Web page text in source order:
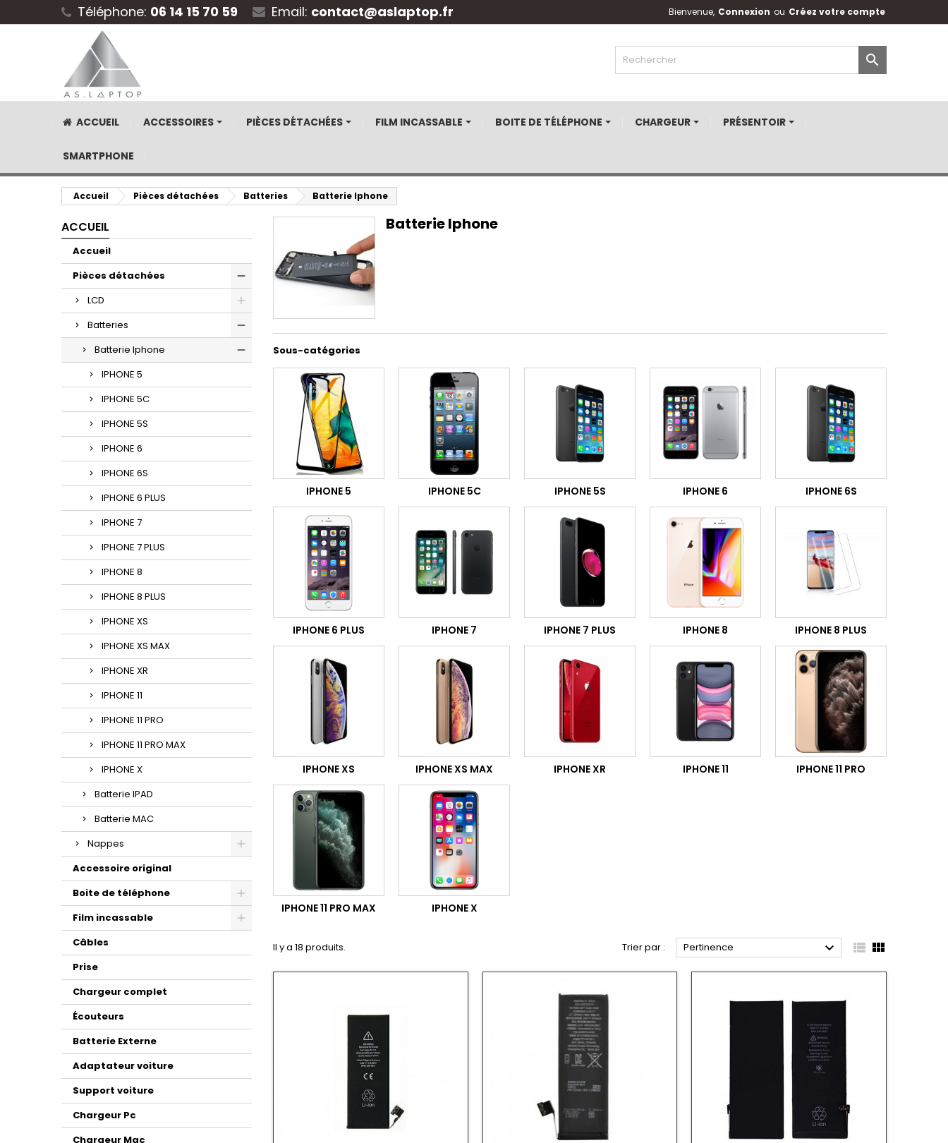
Téléphone: 06 14 15 70 59 Email: contact@aslaptop.fr Bienvenue, Connexion ou Créez votre compte

ACCUEIL ACCESSOIRES PIÈCES DÉTACHÉES FILM INCASSABLE BOITE DE TÉLÉPHONE CHARGEUR PRÉSENTOIR
SMARTPHONE
Accueil Pièces détachées Batteries Batterie Iphone
ACCUEIL
Accueil
Pièces détachées
LCD
Batteries
Batterie Iphone
IPHONE 5
IPHONE 5C
IPHONE 5S
IPHONE 6
IPHONE 6S
IPHONE 6 PLUS
IPHONE 7
IPHONE 7 PLUS
IPHONE 8
IPHONE 8 PLUS
IPHONE XS
IPHONE XS MAX
IPHONE XR
IPHONE 11
IPHONE 11 PRO
IPHONE 11 PRO MAX
IPHONE X
Batterie IPAD
Batterie MAC
Nappes
Accessoire original
Boite de téléphone
Film incassable
Câbles
Prise
Chargeur complet
Écouteurs
Batterie Externe
Adaptateur voiture
Support voiture
Chargeur Pc
Chargeur Mac
Batterie Iphone
Sous-catégories
IPHONE 5 IPHONE 5C IPHONE 5S IPHONE 6 IPHONE 6S
IPHONE 6 PLUS IPHONE 7 IPHONE 7 PLUS IPHONE 8 IPHONE 8 PLUS
IPHONE XS IPHONE XS MAX IPHONE XR IPHONE 11 IPHONE 11 PRO
IPHONE 11 PRO MAX IPHONE X
Il y a 18 produits. Trier par : Pertinence   